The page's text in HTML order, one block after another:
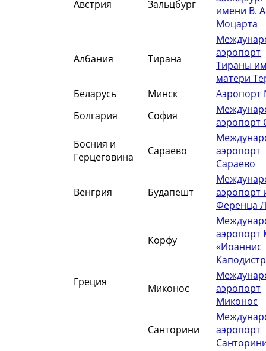
Австрия Зальцбург
имени В.
Моцарта
Албания Тирана
аэропорт
Тираны
матери
Беларусь
Минск
Аэропорт
Болгария
София
аэропорт
Босния и
Герцеговина
Сараево
аэропорт
Сараево
Венгрия Будапешт
аэропорт
Ференца
Греция
Корфу
аэропорт
«Иоаннис
Миконос
аэропорт
Миконос
Санторини
аэропорт